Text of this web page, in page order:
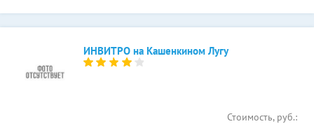
ИНВИТРО на Кашенкином Лугу
Стоимость, руб.: